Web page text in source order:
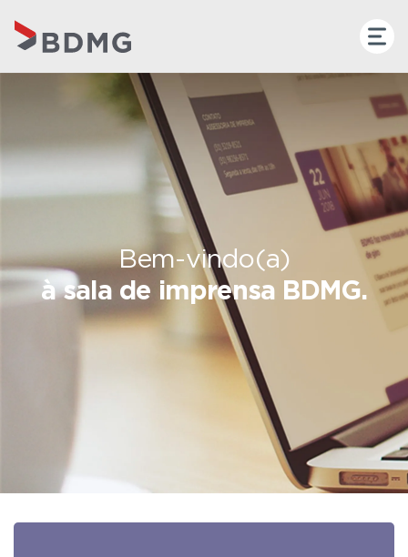
Bem-vindo(a)
à sala de imprensa BDMG.